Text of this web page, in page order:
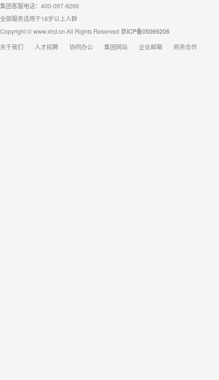
集团客服电话：400-097-9266
全部服务适用于18岁以上人群
Copyright © www.xhd.cn All Rights Reserved 京ICP备05069206
关于我们
人才招聘 协同办公 集团网站 企业邮箱 商务合作